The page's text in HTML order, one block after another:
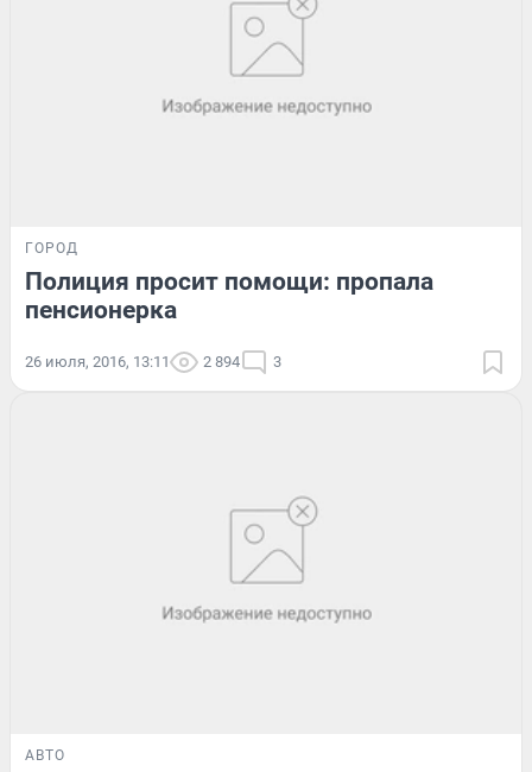
ГОРОД
Полиция просит помощи: пропала
пенсионерка
26 июля, 2016, 13:11 2 894 3
АВТО